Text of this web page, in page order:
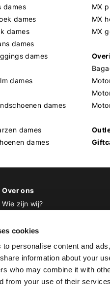
cookies
to personalise content and
information about your
who may combine it with
from your use of their
dames
dames
dames
dames
dames
dames
dames
dames
dames
MX
MX
MX
Over ons
Wie zijn wij?
Werken bij Biker Outfit